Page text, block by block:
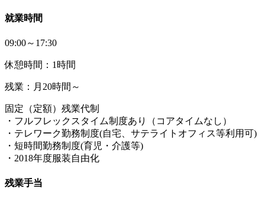
就業時間
09:00～17:30
休憩時間：1時間
残業：月20時間～
固定（定額）残業代制
・フルフレックスタイム制度あり（コアタイムなし）
・テレワーク勤務制度(自宅、サテライトオフィス等利用可)
・短時間勤務制度(育児・介護等)
・2018年度服装自由化
残業手当